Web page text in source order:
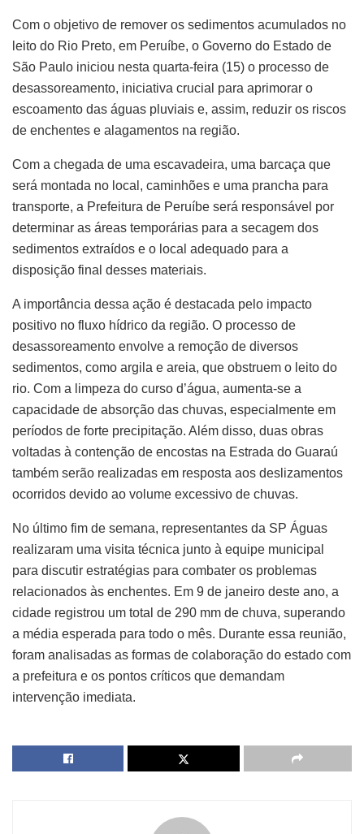
Com o objetivo de remover os sedimentos acumulados no
leito do Rio Preto, em Peruíbe, o Governo do Estado de
São Paulo iniciou nesta quarta-feira (15) o processo de
desassoreamento, iniciativa crucial para aprimorar o
escoamento das águas pluviais e, assim, reduzir os riscos
de enchentes e alagamentos na região.
Com a chegada de uma escavadeira, uma barcaça que
será montada no local, caminhões e uma prancha para
transporte, a Prefeitura de Peruíbe será responsável por
determinar as áreas temporárias para a secagem dos
sedimentos extraídos e o local adequado para a
disposição final desses materiais.
A importância dessa ação é destacada pelo impacto
positivo no fluxo hídrico da região. O processo de
desassoreamento envolve a remoção de diversos
sedimentos, como argila e areia, que obstruem o leito do
rio. Com a limpeza do curso d’água, aumenta-se a
capacidade de absorção das chuvas, especialmente em
períodos de forte precipitação. Além disso, duas obras
voltadas à contenção de encostas na Estrada do Guaraú
também serão realizadas em resposta aos deslizamentos
ocorridos devido ao volume excessivo de chuvas.
No último fim de semana, representantes da SP Águas
realizaram uma visita técnica junto à equipe municipal
para discutir estratégias para combater os problemas
relacionados às enchentes. Em 9 de janeiro deste ano, a
cidade registrou um total de 290 mm de chuva, superando
a média esperada para todo o mês. Durante essa reunião,
foram analisadas as formas de colaboração do estado com
a prefeitura e os pontos críticos que demandam
intervenção imediata.